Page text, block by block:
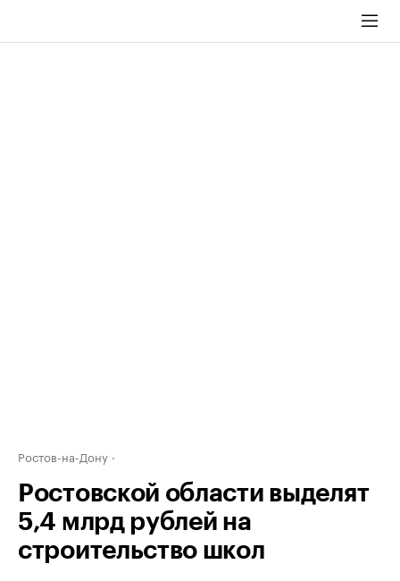
Ростов-на-Дону
Ростовской области выделят
5,4 млрд рублей на
строительство школ